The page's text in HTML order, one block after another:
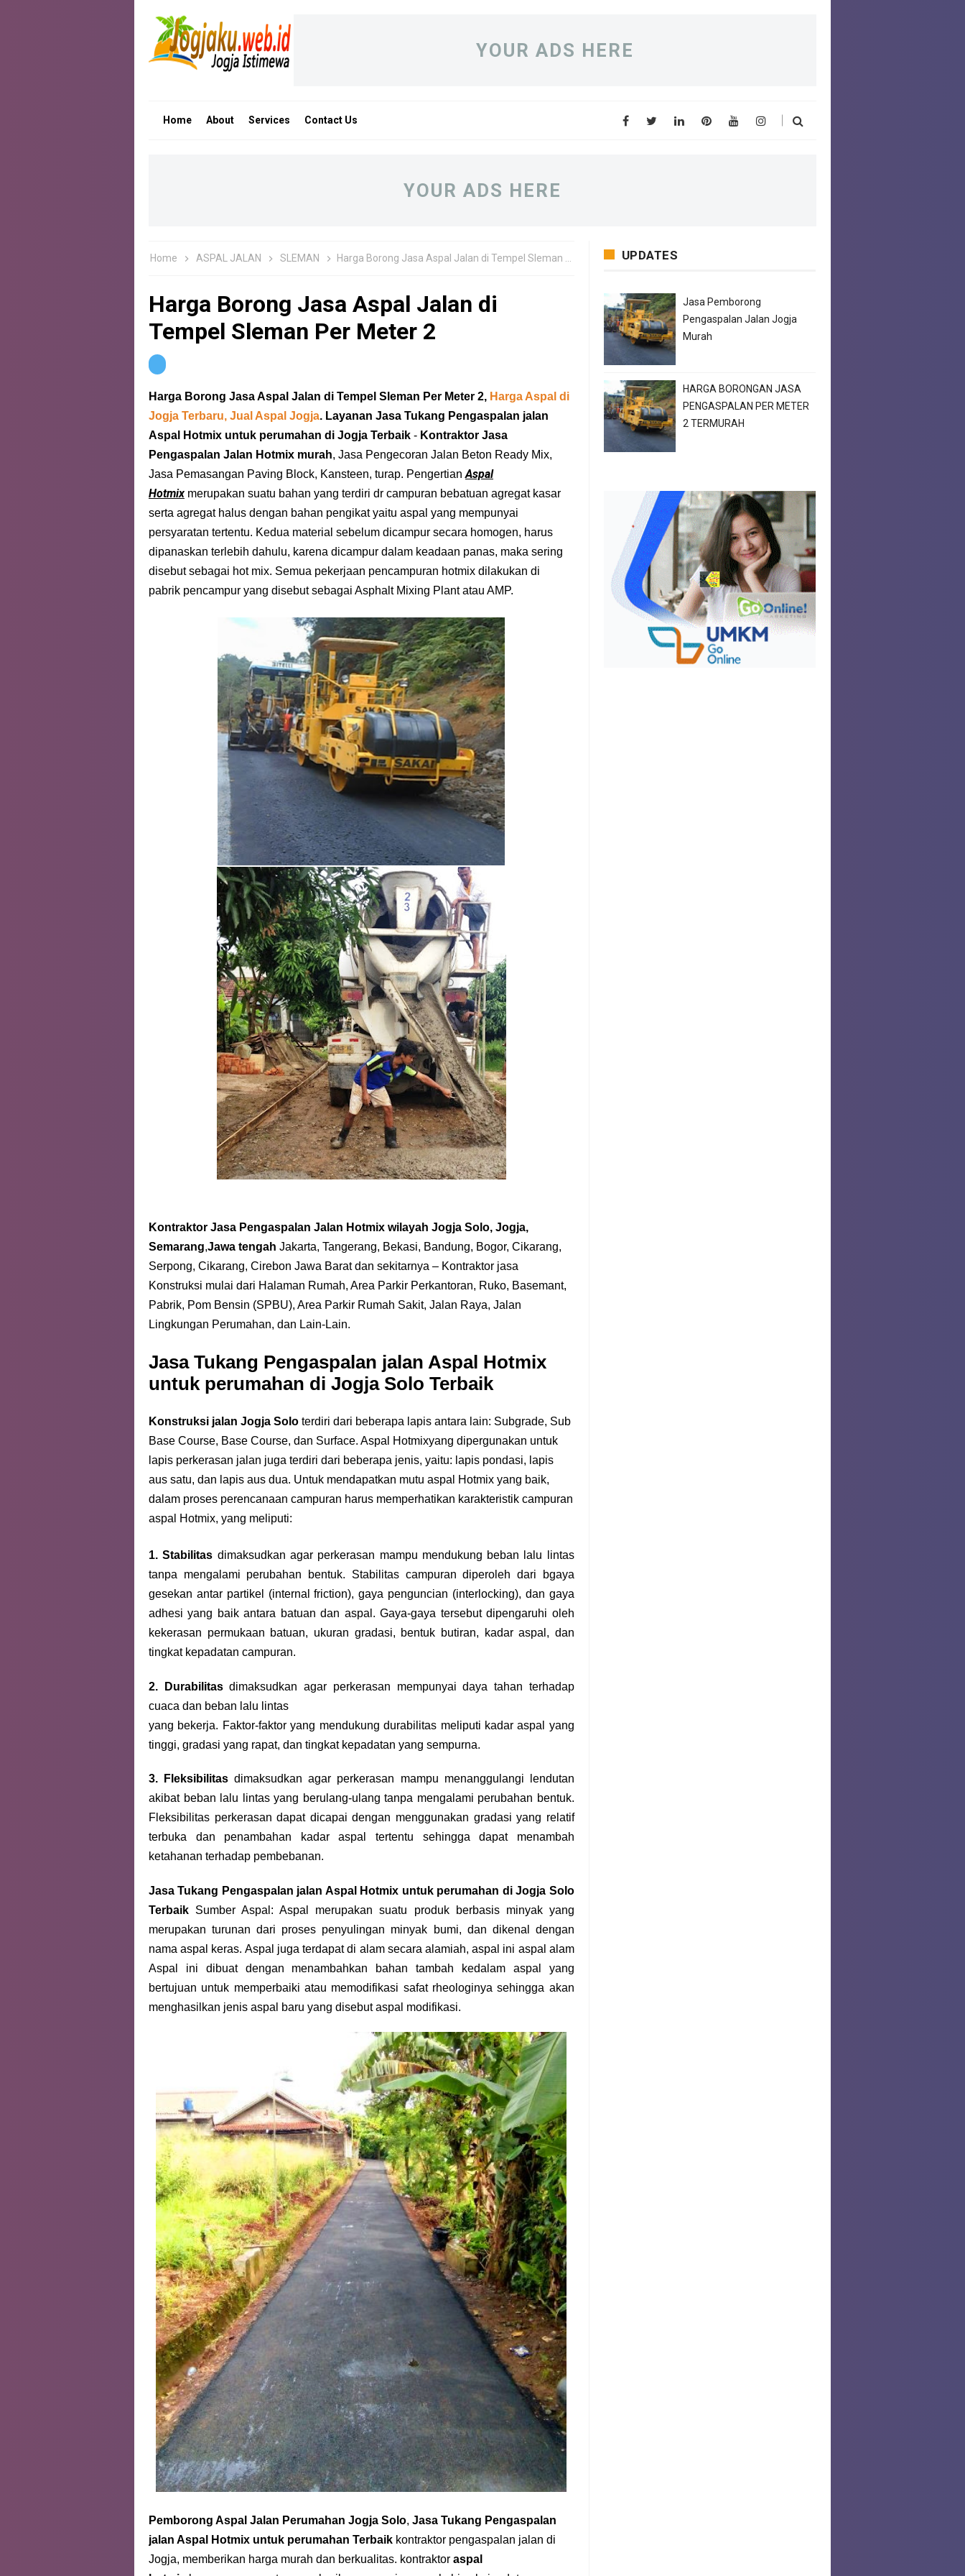
YOUR ADS HERE
Home About Services Contact Us
YOUR ADS HERE
Home ASPAL JALAN SLEMAN Harga Borong Jasa Aspal Jalan di Tempel Sleman Per Meter 2
Harga Borong Jasa Aspal Jalan di
Tempel Sleman Per Meter 2
Harga Borong Jasa Aspal Jalan di Tempel Sleman Per Meter 2, Harga Aspal di
Jogja Terbaru, Jual Aspal Jogja. Layanan Jasa Tukang Pengaspalan jalan
Aspal Hotmix untuk perumahan di Jogja Terbaik - Kontraktor Jasa
Pengaspalan Jalan Hotmix murah, Jasa Pengecoran Jalan Beton Ready Mix,
Jasa Pemasangan Paving Block, Kansteen, turap. Pengertian Aspal
Hotmix merupakan suatu bahan yang terdiri dr campuran bebatuan agregat kasar
serta agregat halus dengan bahan pengikat yaitu aspal yang mempunyai
persyaratan tertentu. Kedua material sebelum dicampur secara homogen, harus
dipanaskan terlebih dahulu, karena dicampur dalam keadaan panas, maka sering
disebut sebagai hot mix. Semua pekerjaan pencampuran hotmix dilakukan di
pabrik pencampur yang disebut sebagai Asphalt Mixing Plant atau AMP.
Kontraktor Jasa Pengaspalan Jalan Hotmix wilayah Jogja Solo, Jogja,
Semarang,Jawa tengah Jakarta, Tangerang, Bekasi, Bandung, Bogor, Cikarang,
Serpong, Cikarang, Cirebon Jawa Barat dan sekitarnya – Kontraktor jasa
Konstruksi mulai dari Halaman Rumah, Area Parkir Perkantoran, Ruko, Basemant,
Pabrik, Pom Bensin (SPBU), Area Parkir Rumah Sakit, Jalan Raya, Jalan
Lingkungan Perumahan, dan Lain-Lain.
Jasa Tukang Pengaspalan jalan Aspal Hotmix
untuk perumahan di Jogja Solo Terbaik
Konstruksi jalan Jogja Solo terdiri dari beberapa lapis antara lain: Subgrade, Sub
Base Course, Base Course, dan Surface. Aspal Hotmixyang dipergunakan untuk
lapis perkerasan jalan juga terdiri dari beberapa jenis, yaitu: lapis pondasi, lapis
aus satu, dan lapis aus dua. Untuk mendapatkan mutu aspal Hotmix yang baik,
dalam proses perencanaan campuran harus memperhatikan karakteristik campuran
aspal Hotmix, yang meliputi:
1. Stabilitas dimaksudkan agar perkerasan mampu mendukung beban lalu lintas
tanpa mengalami perubahan bentuk. Stabilitas campuran diperoleh dari bgaya
gesekan antar partikel (internal friction), gaya penguncian (interlocking), dan gaya
adhesi yang baik antara batuan dan aspal. Gaya-gaya tersebut dipengaruhi oleh
kekerasan permukaan batuan, ukuran gradasi, bentuk butiran, kadar aspal, dan
tingkat kepadatan campuran.
2. Durabilitasdimaksudkan agar perkerasan mempunyai daya tahan terhadap
cuaca dan beban lalu lintas
yang bekerja. Faktor-faktor yang mendukung durabilitas meliputi kadar aspal yang
tinggi, gradasi yang rapat, dan tingkat kepadatan yang sempurna.
3. Fleksibilitasdimaksudkan agar perkerasan mampu menanggulangi lendutan
akibat beban lalu lintas yang berulang-ulang tanpa mengalami perubahan bentuk.
Fleksibilitas perkerasan dapat dicapai dengan menggunakan gradasi yang relatif
terbuka dan penambahan kadar aspal tertentu sehingga dapat menambah
ketahanan terhadap pembebanan.
Jasa Tukang Pengaspalan jalan Aspal Hotmix untuk perumahan di Jogja Solo
Terbaik Sumber Aspal: Aspal merupakan suatu produk berbasis minyak yang
merupakan turunan dari proses penyulingan minyak bumi, dan dikenal dengan
nama aspal keras. Aspal juga terdapat di alam secara alamiah, aspal ini aspal alam
Aspal ini dibuat dengan menambahkan bahan tambah kedalam aspal yang
bertujuan untuk memperbaiki atau memodifikasi safat rheologinya sehingga akan
menghasilkan jenis aspal baru yang disebut aspal modifikasi.
Pemborong Aspal Jalan Perumahan Jogja Solo, Jasa Tukang Pengaspalan
jalan Aspal Hotmix untuk perumahan Terbaik kontraktor pengaspalan jalan di
Jogja, memberikan harga murah dan berkualitas. kontraktor aspal
UPDATES
Jasa Pemborong
Pengaspalan Jalan Jogja
Murah
HARGA BORONGAN JASA
PENGASPALAN PER METER
2 TERMURAH